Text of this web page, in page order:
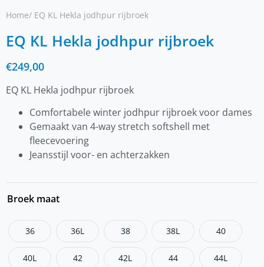
Home/ EQ KL Hekla jodhpur rijbroek
EQ KL Hekla jodhpur rijbroek
€249,00
EQ KL Hekla jodhpur rijbroek
Comfortabele winter jodhpur rijbroek voor dames
Gemaakt van 4-way stretch softshell met
fleecevoering
Jeansstijl voor- en achterzakken
Broek maat
36 36L 38 38L 40
40L 42 42L 44 44L